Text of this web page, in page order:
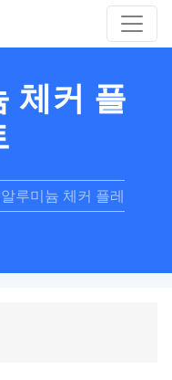
체커 플
루미늄 체커 플레